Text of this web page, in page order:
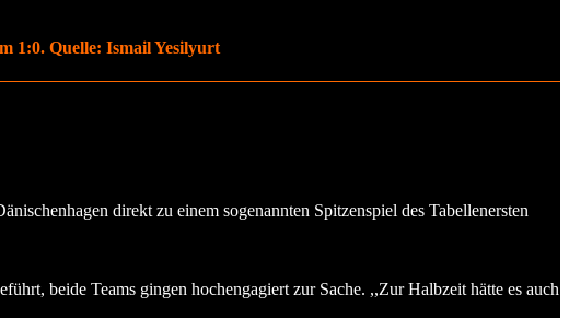
1:0. Quelle: Ismail Yesilyurt
direkt zu einem sogenannten Spitzenspiel des Tabellenersten
beide Teams gingen hochengagiert zur Sache. ,,Zur Halbzeit hätte es auch